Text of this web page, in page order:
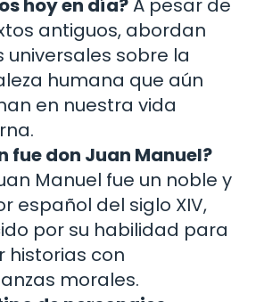
hoy en día?A pesar de
antiguos, abordan
universales sobre la
humana que aún
en nuestra vida
fue don Juan Manuel?
Manuel fue un noble y
español del siglo XIV,
por su habilidad para
historias con
morales.